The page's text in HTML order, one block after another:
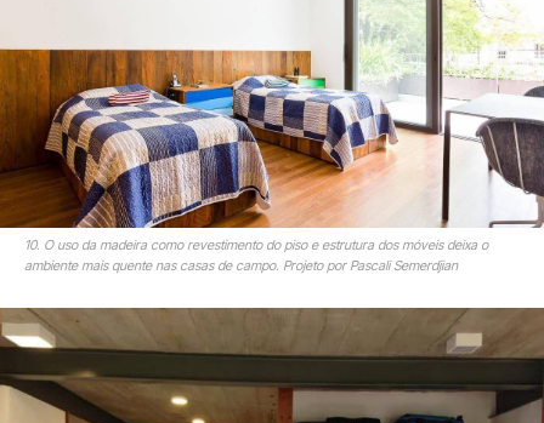
10. O uso da madeira como revestimento do piso e estrutura dos móveis deixa o
ambiente mais quente nas casas de campo. Projeto por Pascali Semerdjian